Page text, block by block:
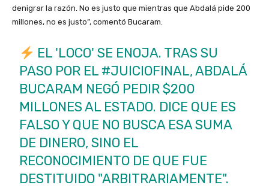
denigrar la razón. No es justo que mientras que Abdalá pide 200
millones, no es justo”, comentó Bucaram.
EL 'LOCO' SE ENOJA. TRAS SU
PASO POR EL #JUICIOFINAL, ABDALÁ
BUCARAM NEGÓ PEDIR $200
MILLONES AL ESTADO. DICE QUE ES
FALSO Y QUE NO BUSCA ESA SUMA
DE DINERO, SINO EL
RECONOCIMIENTO DE QUE FUE
DESTITUIDO "ARBITRARIAMENTE".